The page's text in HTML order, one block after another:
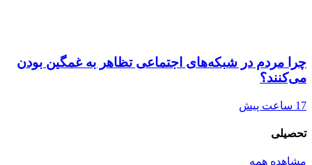
چرا مردم در شبکه‌های اجتماعی تظاهر به غمگین بودن
می‌کنند؟
17 ساعت پیش
تحصیلی
مشاهده همه